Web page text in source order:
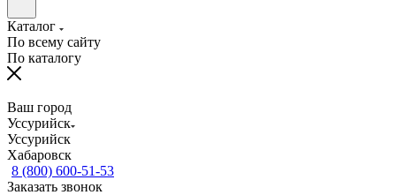
Каталог
По всему сайту
По каталогу
Ваш город
Уссурийск
Уссурийск
Хабаровск
8 (800) 600-51-53
Заказать звонок